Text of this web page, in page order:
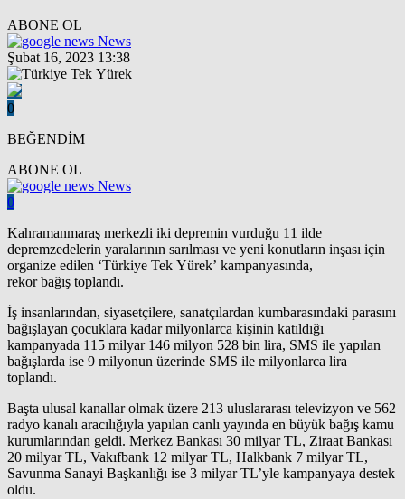
ABONE OL
News
Şubat 16, 2023 13:38
0
BEĞENDİM
ABONE OL
News
0
Kahramanmaraş merkezli iki depremin vurduğu 11 ilde
depremzedelerin yaralarının sarılması ve yeni konutların inşası için
organize edilen ‘Türkiye Tek Yürek’ kampanyasında,
rekor bağış toplandı.
İş insanlarından, siyasetçilere, sanatçılardan kumbarasındaki parasını
bağışlayan çocuklara kadar milyonlarca kişinin katıldığı
kampanyada 115 milyar 146 milyon 528 bin lira, SMS ile yapılan
bağışlarda ise 9 milyonun üzerinde SMS ile milyonlarca lira
toplandı.
Başta ulusal kanallar olmak üzere 213 uluslararası televizyon ve 562
radyo kanalı aracılığıyla yapılan canlı yayında en büyük bağış kamu
kurumlarından geldi. Merkez Bankası 30 milyar TL, Ziraat Bankası
20 milyar TL, Vakıfbank 12 milyar TL, Halkbank 7 milyar TL,
Savunma Sanayi Başkanlığı ise 3 milyar TL’yle kampanyaya destek
oldu.